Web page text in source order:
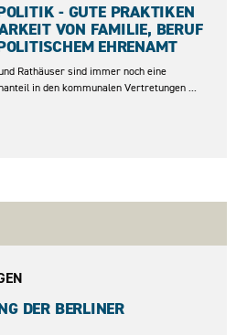
- GUTE PRAKTIKEN
VON FAMILIE, BERUF
EHRENAMT
Rathäuser sind immer noch eine
in den kommunalen Vertretungen ...
DER BERLINER